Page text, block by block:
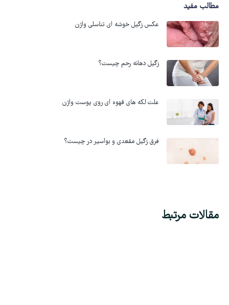
مطالب مفید
عکس زگیل خوشه ای تناسلی واژن
زگیل دهانه رحم چیست؟
علت لکه های قهوه ای روی پوست واژن
فرق زگیل مقعدی و بواسیر در چیست؟
مقالات مرتبط